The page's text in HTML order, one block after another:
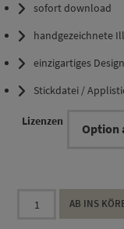
sofort download
handgezeichnete
einzigartiges Design
Stickdatei /
Lizenzen
Kind
AB INS